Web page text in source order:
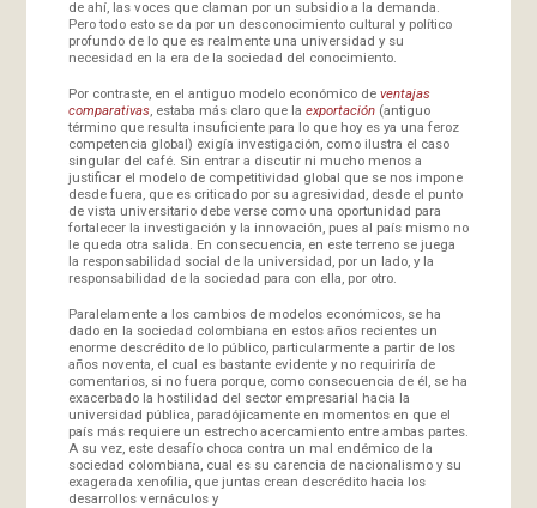
de ahí, las voces que claman por un subsidio a la demanda.
Pero todo esto se da por un desconocimiento cultural y político
profundo de lo que es realmente una universidad y su
necesidad en la era de la sociedad del conocimiento.
Por contraste, en el antiguo modelo económico de ventajas
comparativas, estaba más claro que la exportación (antiguo
término que resulta insuficiente para lo que hoy es ya una feroz
competencia global) exigía investigación, como ilustra el caso
singular del café. Sin entrar a discutir ni mucho menos a
justificar el modelo de competitividad global que se nos impone
desde fuera, que es criticado por su agresividad, desde el punto
de vista universitario debe verse como una oportunidad para
fortalecer la investigación y la innovación, pues al país mismo no
le queda otra salida. En consecuencia, en este terreno se juega
la responsabilidad social de la universidad, por un lado, y la
responsabilidad de la sociedad para con ella, por otro.
Paralelamente a los cambios de modelos económicos, se ha
dado en la sociedad colombiana en estos años recientes un
enorme descrédito de lo público, particularmente a partir de los
años noventa, el cual es bastante evidente y no requiriría de
comentarios, si no fuera porque, como consecuencia de él, se ha
exacerbado la hostilidad del sector empresarial hacia la
universidad pública, paradójicamente en momentos en que el
país más requiere un estrecho acercamiento entre ambas partes.
A su vez, este desafío choca contra un mal endémico de la
sociedad colombiana, cual es su carencia de nacionalismo y su
exagerada xenofilia, que juntas crean descrédito hacia los
desarrollos vernáculos y